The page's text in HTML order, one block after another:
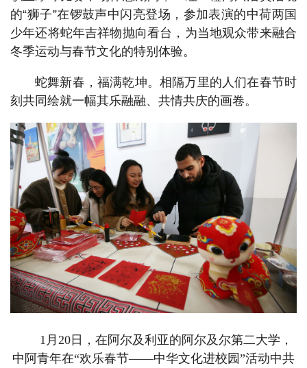
的“狮子”在锣鼓声中闪亮登场，参加表演的中荷两国
少年还将蛇年吉祥物抛向看台，为当地观众带来融合
冬季运动与春节文化的特别体验。
蛇舞新春，福满乾坤。相隔万里的人们在春节时
刻共同绘就一幅其乐融融、共情共庆的画卷。
1月20日，在阿尔及利亚的阿尔及尔第二大学，
中阿青年在“欢乐春节——中华文化进校园”活动中共